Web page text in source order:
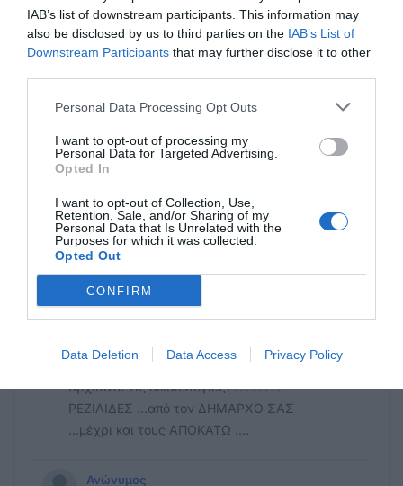
IAB’s list of downstream participants. This information may
also be disclosed by us to third parties on the IAB’s List of
Downstream Participants that may further disclose it to other
Personal Data Processing Opt Outs
I want to opt-out of processing my
Personal Data for Targeted Advertising.
Opted In
I want to opt-out of Collection, Use,
Retention, Sale, and/or Sharing of my
Personal Data that Is Unrelated with the
Purposes for which it was collected.
Opted Out
CONFIRM
Data Deletion Data Access Privacy Policy
Ανώνυμος
08/07 - 11:59
ΠΟΥ ΕΊΝΑΙ ΟΙ ΦΩΤΟΓΡΑΦΙΕΣ ΤΗΣ
ΜΟΝΟ ΑΠΟ ΠΑΝΥΓΥΡΙΑ ΞΕΡΕΙ ΝΑ
ΑΝΕΒΑΖΕΙ ????????? Ο ΕΝΑΕ ΡΊΧΝΕΙ ΣΤΟΝ
ΑΠΑΝΤΑ ΣΤΗ ΓΙΑΝΝΟΥΛΗ ΝΑ
ΓΕΛΆΣΟΥΜΕ ΛΙΓΟ
Ανώνυμος
Δεν σας κάλυψε η απάντηση
της Γιαννούλη της Αντιδημάρχου σας και
αρχίσατε τις δικαιολογίες?????????
ΡΕΖΙΛΙΔΕΣ ...από τον ΔΗΜΑΡΧΟ ΣΑΣ
...μέχρι και τους ΑΠΟΚΑΤΩ ....
Ανώνυμος